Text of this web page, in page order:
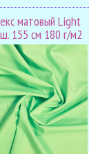
матовый Light
155 см 180 г/м2